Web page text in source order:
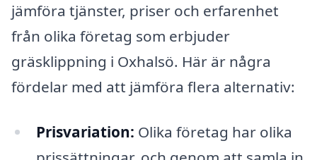
jämföra tjänster, priser och erfarenhet
från olika företag som erbjuder
gräsklippning i Oxhalsö. Här är några
fördelar med att jämföra flera alternativ:
Prisvariation: Olika företag har olika